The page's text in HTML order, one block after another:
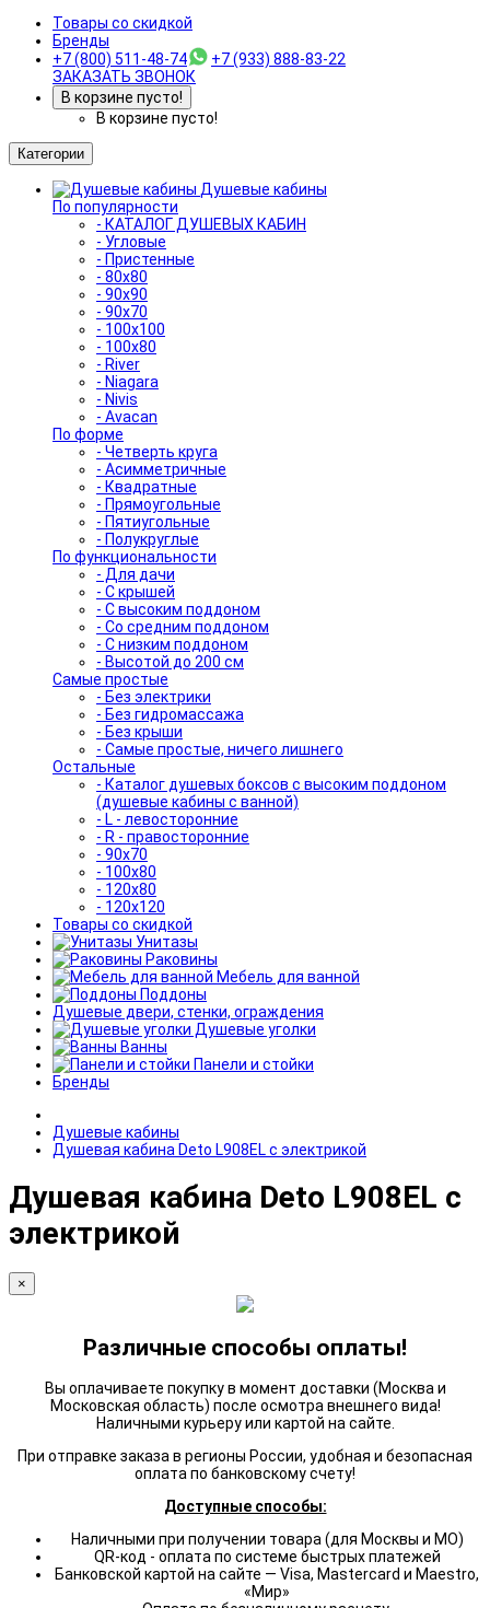
Товары со скидкой
Бренды
+7 (800) 511-48-74
+7 (933) 888-83-22
ЗАКАЗАТЬ ЗВОНОК
В корзине пусто!
В корзине пусто!
Категории
Душевые кабины
По популярности
- КАТАЛОГ ДУШЕВЫХ КАБИН
- Угловые
- Пристенные
- 80x80
- 90x90
- 90x70
- 100x100
- 100x80
- River
- Niagara
- Nivis
- Avacan
По форме
- Четверть круга
- Асимметричные
- Квадратные
- Прямоугольные
- Пятиугольные
- Полукруглые
По функциональности
- Для дачи
- С крышей
- С высоким поддоном
- Со средним поддоном
- С низким поддоном
- Высотой до 200 см
Самые простые
- Без электрики
- Без гидромассажа
- Без крыши
- Самые простые, ничего лишнего
Остальные
- Каталог душевых боксов с высоким поддоном
(душевые кабины с ванной)
- L - левосторонние
- R - правосторонние
- 90x70
- 100x80
- 120x80
- 120x120
Товары со скидкой
Унитазы
Раковины
Мебель для ванной
Поддоны
Душевые двери, стенки, ограждения
Душевые уголки
Ванны
Панели и стойки
Бренды
Душевые кабины
Душевая кабина Deto L908EL с электрикой
Душевая кабина Deto L908EL с
электрикой
×
Различные способы оплаты!
Вы оплачиваете покупку в момент доставки (Москва и
Московская область) после осмотра внешнего вида!
Наличными курьеру или картой на сайте.
При отправке заказа в регионы России, удобная и безопасная
оплата по банковскому счету!
Доступные способы:
Наличными при получении товара (для Москвы и МО)
QR-код - оплата по системе быстрых платежей
Банковской картой на сайте — Visa, Mastercard и Maestro,
«Мир»